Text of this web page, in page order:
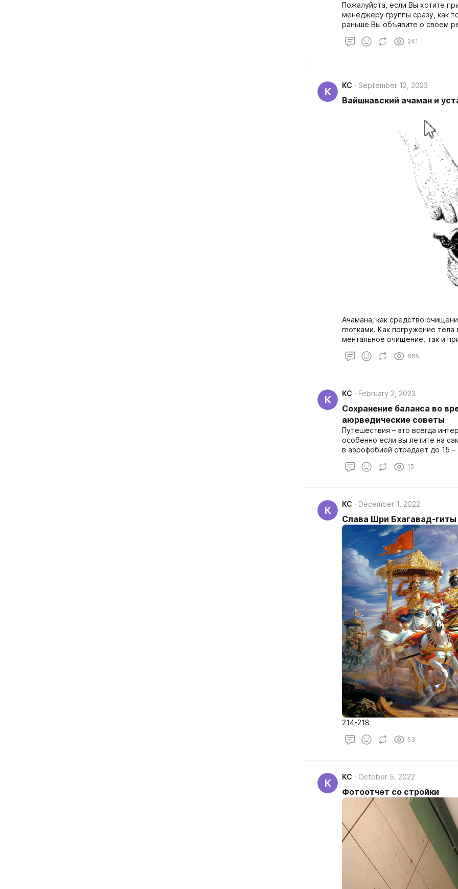
Пожалуйста, если Вы хотите
менеджеру группы сразу, как
раньше Вы объявите о своем
241
К
КС September 12, 2023
Вайшнавский ачаман и
Ачамана, как средство
глотками. Как погружение
ментальное очищение, так и
необходимо очищение, и нет
очистить чувства путем
Таков принцип для всех типов
ачаману для достижения
началом духовной
665
К
КС February 2, 2023
Сохранение баланса во
аюрведические советы
Путешествия – это всегда
особенно если вы летите на
в аэрофобией страдает до 15
аэропорта, длительные
вывести из равновесия даже
15
К
КС December 1, 2022
Слава Шри Бхагавад-гиты
214-218
53
К
КС October 5, 2022
Фотоотчет со стройки